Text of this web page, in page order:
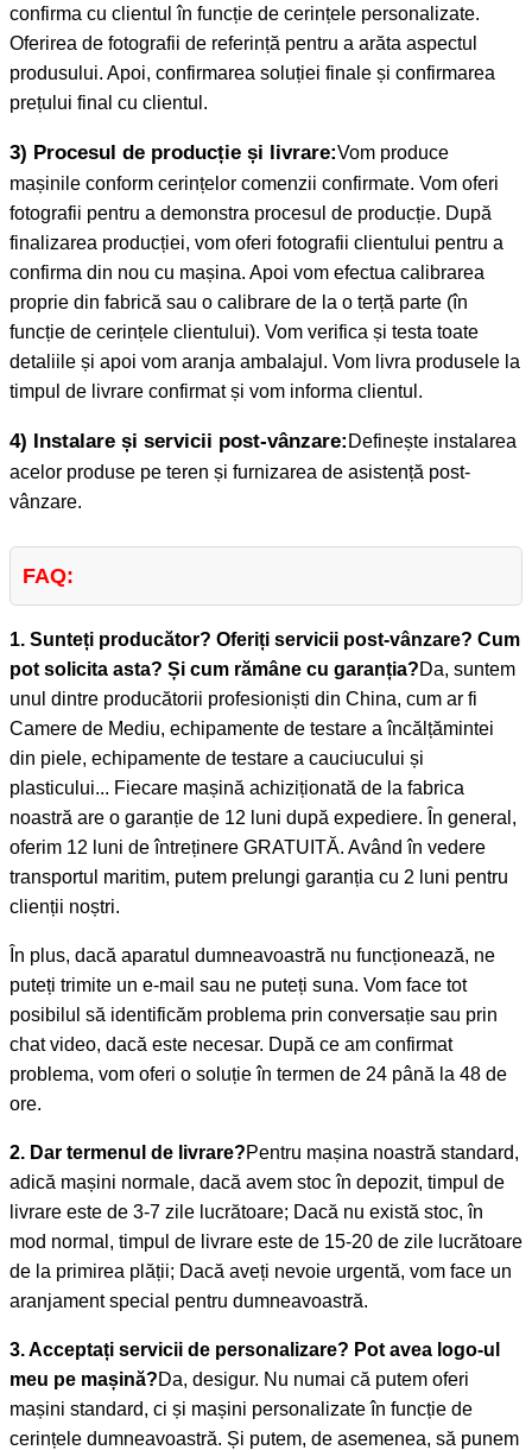
confirma cu clientul în funcție de cerințele personalizate.
Oferirea de fotografii de referință pentru a arăta aspectul
produsului. Apoi, confirmarea soluției finale și confirmarea
prețului final cu clientul.
3) Procesul de producție și livrare:Vom produce
mașinile conform cerințelor comenzii confirmate. Vom oferi
fotografii pentru a demonstra procesul de producție. După
finalizarea producției, vom oferi fotografii clientului pentru a
confirma din nou cu mașina. Apoi vom efectua calibrarea
proprie din fabrică sau o calibrare de la o terță parte (în
funcție de cerințele clientului). Vom verifica și testa toate
detaliile și apoi vom aranja ambalajul. Vom livra produsele la
timpul de livrare confirmat și vom informa clientul.
4) Instalare și servicii post-vânzare: Definește instalarea
acelor produse pe teren și furnizarea de asistență post-
vânzare.
FAQ:
1. Sunteți producător? Oferiți servicii post-vânzare? Cum
pot solicita asta? Și cum rămâne cu garanția?Da, suntem
unul dintre producătorii profesioniști din China, cum ar fi
Camere de Mediu, echipamente de testare a încălțămintei
din piele, echipamente de testare a cauciucului și
plasticului... Fiecare mașină achiziționată de la fabrica
noastră are o garanție de 12 luni după expediere. În general,
oferim 12 luni de întreținere GRATUITĂ. Având în vedere
transportul maritim, putem prelungi garanția cu 2 luni pentru
clienții noștri.
În plus, dacă aparatul dumneavoastră nu funcționează, ne
puteți trimite un e-mail sau ne puteți suna. Vom face tot
posibilul să identificăm problema prin conversație sau prin
chat video, dacă este necesar. După ce am confirmat
problema, vom oferi o soluție în termen de 24 până la 48 de
ore.
2. Dar termenul de livrare?Pentru mașina noastră standard,
adică mașini normale, dacă avem stoc în depozit, timpul de
livrare este de 3-7 zile lucrătoare; Dacă nu există stoc, în
mod normal, timpul de livrare este de 15-20 de zile lucrătoare
de la primirea plății; Dacă aveți nevoie urgentă, vom face un
aranjament special pentru dumneavoastră.
3. Acceptați servicii de personalizare? Pot avea logo-ul
meu pe mașină?Da, desigur. Nu numai că putem oferi
mașini standard, ci și mașini personalizate în funcție de
cerințele dumneavoastră. Și putem, de asemenea, să punem